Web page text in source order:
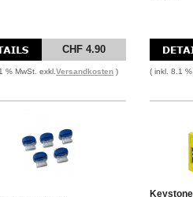
CHF 4.90
% MwSt. exkl. Versandkosten ) ( inkl. 8.1 %